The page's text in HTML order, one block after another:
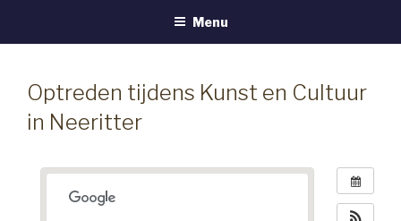
VOCAL GROUP HEART & SOUL
Menu
Optreden tijdens Kunst en Cultuur
in Neeritter